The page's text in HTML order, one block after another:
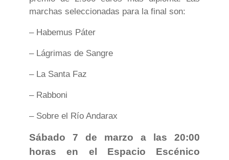
marchas seleccionadas para la final son:
– Habemus Páter
– Lágrimas de Sangre
– La Santa Faz
– Rabboni
– Sobre el Río Andarax
Sábado 7 de marzo a las 20:00
horas en el Espacio Escénico